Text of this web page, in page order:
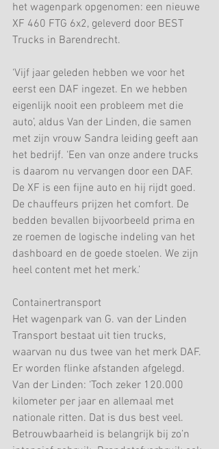
het wagenpark opgenomen: een nieuwe
XF 460 FTG 6x2, geleverd door BEST
Trucks in Barendrecht.
‘Vijf jaar geleden hebben we voor het
eerst een DAF ingezet. En we hebben
eigenlijk nooit een probleem met die
auto’, aldus Van der Linden, die samen
met zijn vrouw Sandra leiding geeft aan
het bedrijf. ‘Een van onze andere trucks
is daarom nu vervangen door een DAF.
De XF is een fijne auto en hij rijdt goed.
De chauffeurs prijzen het comfort. De
bedden bevallen bijvoorbeeld prima en
ze roemen de logische indeling van het
dashboard en de goede stoelen. We zijn
heel content met het merk.’
Containertransport
Het wagenpark van G. van der Linden
Transport bestaat uit tien trucks,
waarvan nu dus twee van het merk DAF.
Er worden flinke afstanden afgelegd.
Van der Linden: ‘Toch zeker 120.000
kilometer per jaar en allemaal met
nationale ritten. Dat is dus best veel.
Betrouwbaarheid is belangrijk bij zo’n